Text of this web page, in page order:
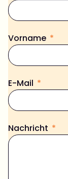
Vorname
E-Mail
Nachricht